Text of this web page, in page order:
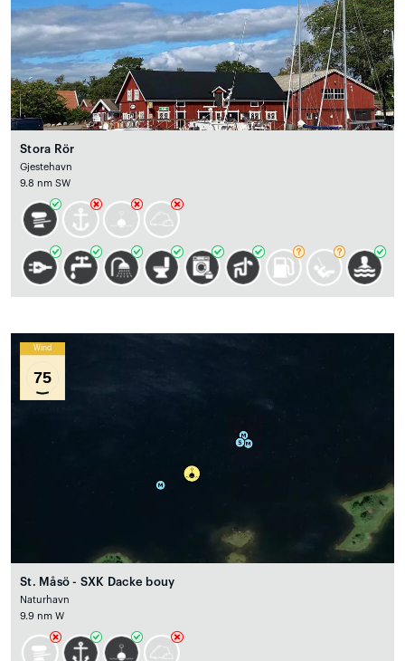
Stora Rör
Gjestehavn
9.8 nm SW
Wind
75
St. Måsö - SXK Dacke bouy
Naturhavn
9.9 nm W